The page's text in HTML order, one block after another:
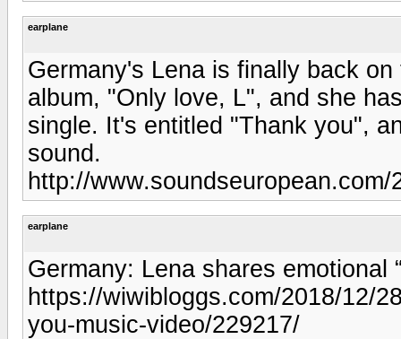
earplane
Germany's Lena is finally back
album, "Only love, L", and she
single. It's entitled "Thank you",
sound.
http://
earplane
Germany: Lena shares emotional
https://wiwibloggs.com/2018/12/
you-music-video/229217/